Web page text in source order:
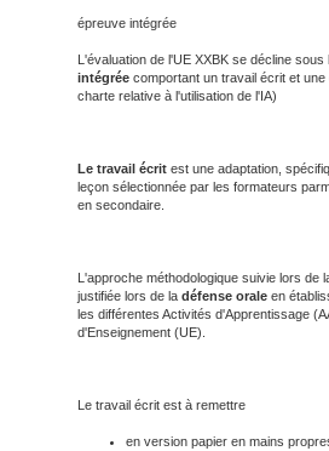
épreuve intégrée
L'évaluation de l'UE XXBK se décline sous
intégrée comportant un travail écrit et
charte relative à l'utilisation de l'IA)
Le travail écrit est une adaptation,
leçon sélectionnée par les formateurs
en secondaire.
L'approche méthodologique suivie lors de
justifiée lors de la défense orale en
les différentes Activités d'Apprentissage
d'Enseignement (UE).
Le travail écrit est à remettre
en version papier en mains